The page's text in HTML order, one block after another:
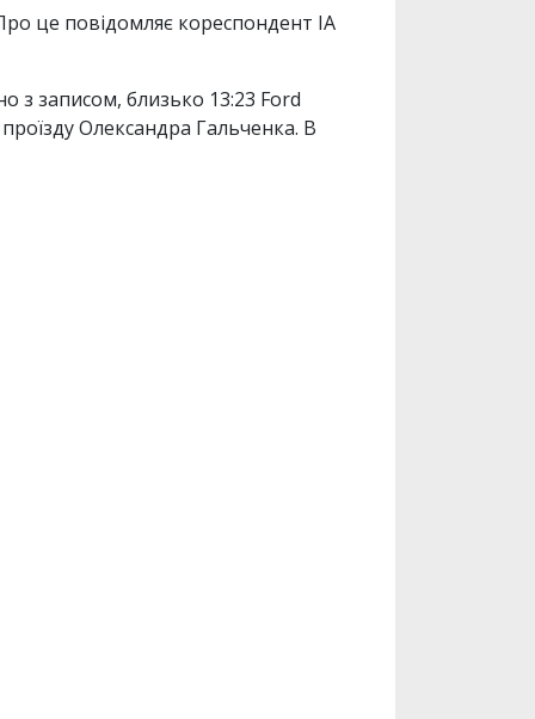
це повідомляє кореспондент ІА
з записом, близько 13:23 Ford
Олександра Гальченка. В